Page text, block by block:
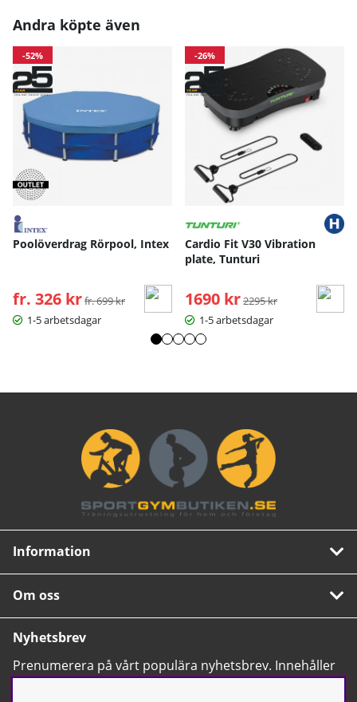
Andra köpte även
-52%
Poolöverdrag Rörpool, Intex
fr. 326 kr Ordinarie pris:
fr. 699 kr
1-5 arbetsdagar
-26%
Cardio Fit V30 Vibration
plate, Tunturi
1690 kr Ordinarie pris:
2295 kr
1-5 arbetsdagar
Information
Om oss
Nyhetsbrev
Prenumerera på vårt populära nyhetsbrev. Innehåller
tips, nyheter och våra allra bästa erbjudanden.